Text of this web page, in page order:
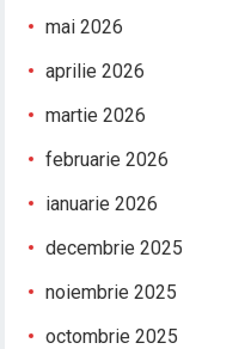
mai 2026
aprilie 2026
martie 2026
februarie 2026
ianuarie 2026
decembrie 2025
noiembrie 2025
octombrie 2025